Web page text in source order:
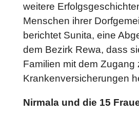
weitere
Menschen ihrer
berichtet Sunita, eine
dem Bezirk Rewa, dass
Familien mit dem Zugang
Krankenversicherungen
Nirmala und die 15